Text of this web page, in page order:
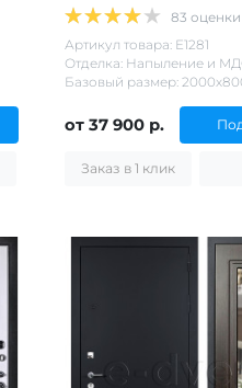
83 оценки
Артикул товара: Е1281
Отделка: Напыление и
Базовый размер:
от 37 900 р.
Заказ в 1 клик